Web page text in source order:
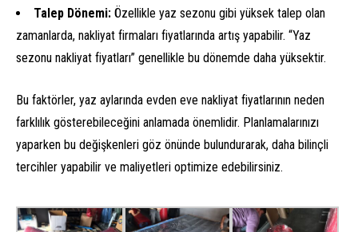
Talep Dönemi: Özellikle yaz sezonu gibi yüksek talep olan
zamanlarda, nakliyat firmaları fiyatlarında artış yapabilir. “Yaz
sezonu nakliyat fiyatları” genellikle bu dönemde daha yüksektir.
Bu faktörler, yaz aylarında evden eve nakliyat fiyatlarının neden
farklılık gösterebileceğini anlamada önemlidir. Planlamalarınızı
yaparken bu değişkenleri göz önünde bulundurarak, daha bilinçli
tercihler yapabilir ve maliyetleri optimize edebilirsiniz.